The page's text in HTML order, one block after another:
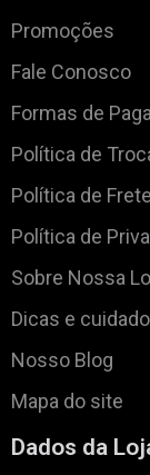
Promoções
Fale Conosco
Formas de
Política de
Política de
Política de
Sobre Nossa
Dicas e
Nosso Blog
Mapa do site
Dados da